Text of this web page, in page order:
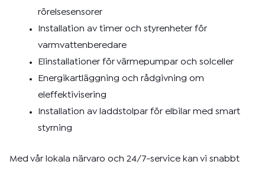
rörelsesensorer
Installation av timer och styrenheter för
varmvattenberedare
Elinstallationer för värmepumpar och solceller
Energikartläggning och rådgivning om
eleffektivisering
Installation av laddstolpar för elbilar med smart
styrning
Med vår lokala närvaro och 24/7-service kan vi snabbt